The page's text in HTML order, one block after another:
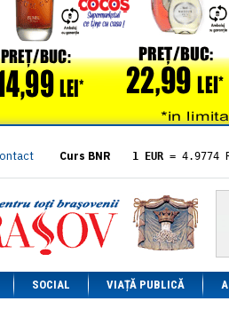
Curs BNR 1 EUR = 4.9774
= 5.8304
1 XAU= 464.4611
1 AED= 1.1933
1 AUD= 2.7957
1 BGN= 2.5449
1 CAD= 3.1559
1 CHF= 5.2813
SOCIAL VIAȚĂ PUBLICĂ